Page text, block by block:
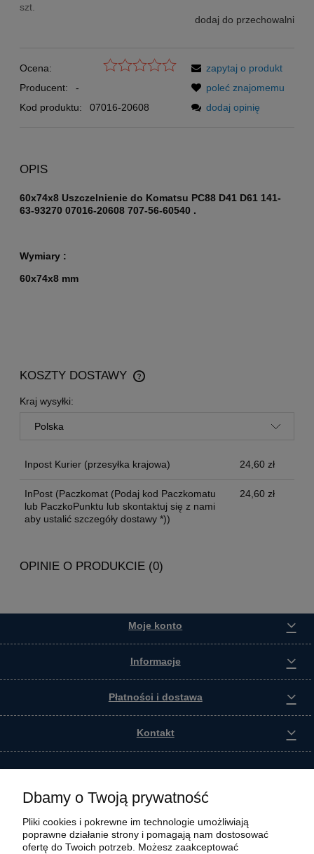
szt.
dodaj do przechowalni
Ocena:
Producent:
-
Kod produktu:
07016-20608
zapytaj o produkt
poleć znajomemu
dodaj opinię
OPIS
60x74x8 Uszczelnienie do Komatsu PC88 D41 D61 141-
63-93270 07016-20608 707-56-60540 .
Wymiary :
60x74x8 mm
KOSZTY DOSTAWY
CENA NIE ZAWIERA EWENTUALNYCH KOSZTÓW
PŁATNOŚCI
Kraj wysyłki:
Inpost Kurier (przesyłka krajowa) 24,60 zł
InPost (Paczkomat (Podaj kod Paczkomatu
lub PaczkoPunktu lub skontaktuj się z nami
aby ustalić szczegóły dostawy *))
24,60 zł
OPINIE O PRODUKCIE (0)
Moje konto
Informacje
Płatności i dostawa
Kontakt
Dbamy o Twoją prywatność
Pliki cookies i pokrewne im technologie umożliwiają
poprawne działanie strony i pomagają nam dostosować
ofertę do Twoich potrzeb. Możesz zaakceptować